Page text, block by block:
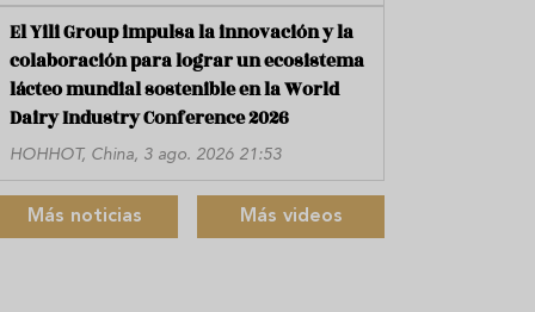
El Yili Group impulsa la innovación y la
colaboración para lograr un ecosistema
lácteo mundial sostenible en la World
Dairy Industry Conference 2026
HOHHOT, China, 3 ago. 2026 21:53
Más noticias Más videos